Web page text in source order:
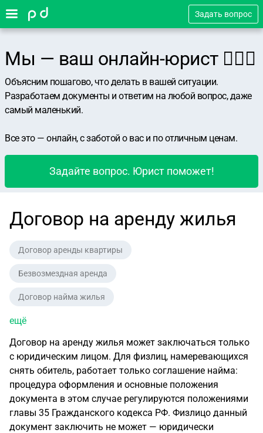
Задать вопрос
Мы — ваш онлайн-юрист 👨🏻‍⚖️
Объясним пошагово, что делать в вашей ситуации.
Разработаем документы и ответим на любой вопрос, даже
самый маленький.
Все это — онлайн, с заботой о вас и по отличным ценам.
Задайте вопрос. Юрист поможет!
Договор на аренду жилья
Договор аренды квартиры
Безвозмездная аренда
Договор найма жилья
ещё
Договор на аренду жилья может заключаться только
с юридическим лицом. Для физлиц, намеревающихся
снять обитель, работает только соглашение найма:
процедура оформления и основные положения
документа в этом случае регулируются положениями
главы 35 Гражданского кодекса РФ. Физлицо данный
документ заключить не может — юридически